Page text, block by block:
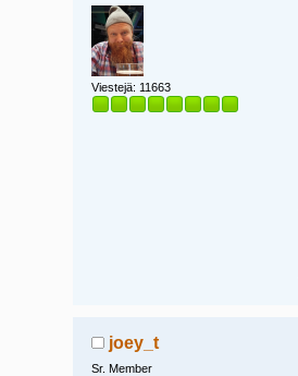
Viestejä: 11663
joey_t
Sr. Member